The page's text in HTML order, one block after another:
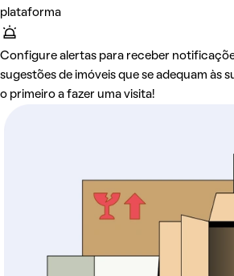
plataforma
Configure alertas para receber
sugestões de imóveis que se adequam às
o primeiro a fazer uma visita!